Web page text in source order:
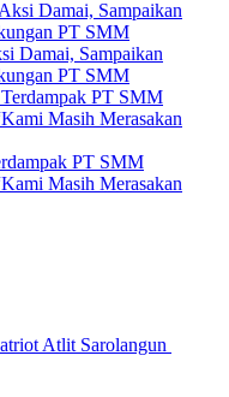
Damai, Sampaikan
PT SMM
PT SMM
Masih Merasakan